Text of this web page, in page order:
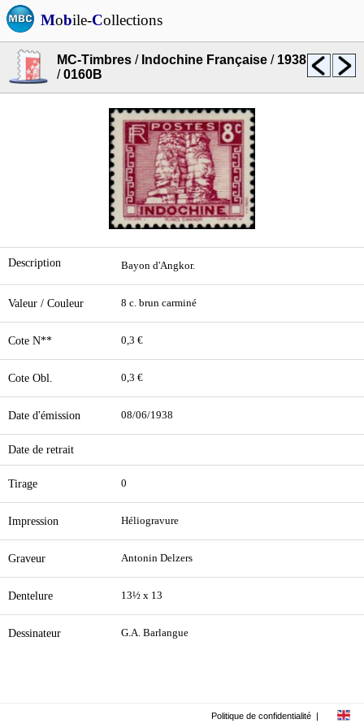
Mobile-Collections
MC-Timbres / Indochine Française / 1938
/0160B
Description Bayon d'Angkor.
Valeur / Couleur 8 c. brun carminé
Cote N** 0,3 €
Cote Obl. 0,3 €
Date d'émission 08/06/1938
Date de retrait
Tirage 0
Impression Héliogravure
Graveur Antonin Delzers
Dentelure 13½ x 13
Dessinateur G.A. Barlangue
Politique de confidentialité |